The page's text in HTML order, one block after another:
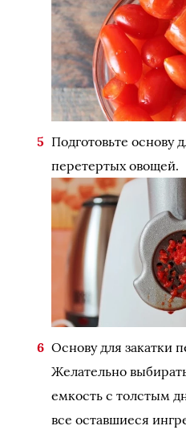
Подготовьте основу
перетертых овощей.
Основу для закатки
Желательно
емкость с толстым
все оставшиеся